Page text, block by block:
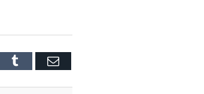
Tumblr Email